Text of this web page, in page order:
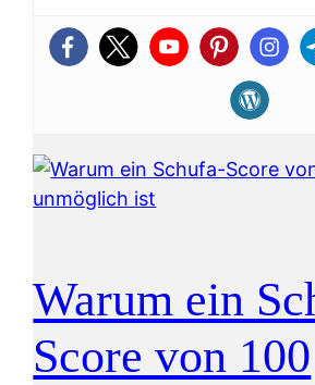
Warum ein
Score von 100